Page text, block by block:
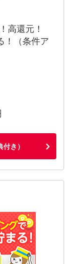
高還元！
！（条件ア
き）